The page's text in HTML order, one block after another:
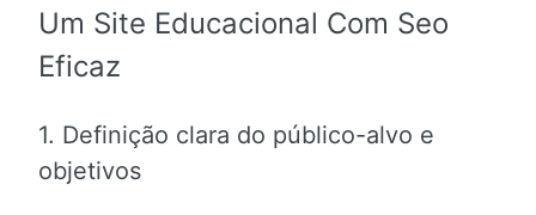
Um Site Educacional Com Seo
Eficaz
1. Definição clara do público-alvo e
objetivos